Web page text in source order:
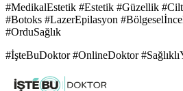
#MedikalEstetik #Estetik #Güzellik
#Botoks #LazerEpilasyon
#OrduSağlık
#İşteBuDoktor #OnlineDoktor